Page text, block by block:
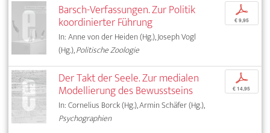
Barsch-Verfassungen. Zur Politik
koordinierter Führung
In: Anne von der Heiden (Hg.), Joseph Vogl
(Hg.),Politische Zoologie
p
€ 9,95
Der Takt der Seele. Zur medialen
Modellierung des Bewusstseins
In: Cornelius Borck (Hg.), Armin Schäfer (Hg.),
Psychographien
p
€ 14,95